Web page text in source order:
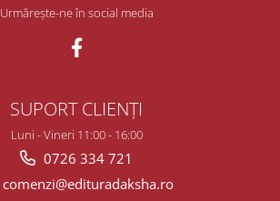
Urmărește-ne în social media
SUPORT CLIENȚI
Luni - Vineri 11:00 - 16:00
0726 334 721
comenzi@edituradaksha.ro